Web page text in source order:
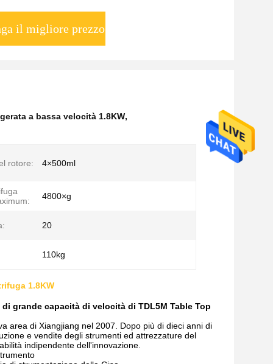
il migliore prezzo
a bassa velocità 1.8KW,
rotore: 4×500ml
4800×g
20
110kg
1.8KW
grande capacità di velocità di TDL5M Table Top
area di Xiangjiang nel 2007. Dopo più di dieci anni di
e vendite degli strumenti ed attrezzature del
indipendente dell'innovazione.